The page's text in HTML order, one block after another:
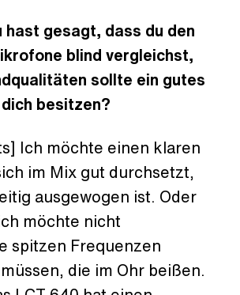
hast gesagt, dass du den
blind vergleichst,
sollte ein gutes
besitzen?
Ich möchte einen klaren
im Mix gut durchsetzt,
ausgewogen ist. Oder
möchte nicht
spitzen Frequenzen
die im Ohr beißen.